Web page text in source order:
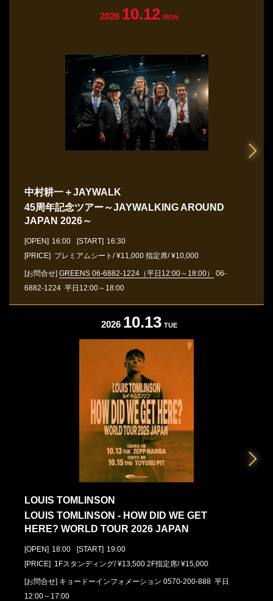
2026 10.12 MON
中村耕一＋JAYWALK
45周年記念ツアー～JAYWALKING AROUND
JAPAN 2026～
[OPEN] 16:00 [START] 16:30
[PRICE] プレミアムシート/ ¥11,000 指定席/ ¥10,000
[お問合せ] GREENS 06-6882-1224（平日12:00～18:00）
06-
6882-1224 平日12:00～18:00
2026 10.13 TUE
LOUIS TOMLINSON
LOUIS TOMLINSON - HOW DID WE GET
HERE? WORLD TOUR 2026 JAPAN
[OPEN] 18:00 [START] 19:00
[PRICE] 1Fスタンディング/ ¥13,500 2F指定席/ ¥15,000
[お問合せ] キョードーインフォメーション 0570-200-888 平日
12:00～17:00